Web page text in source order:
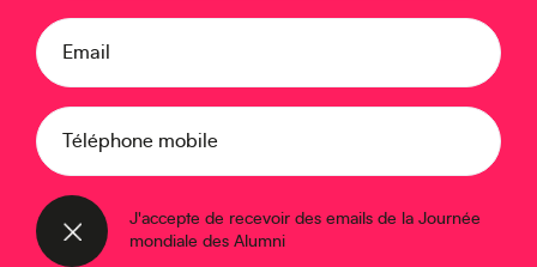
Email
Téléphone mobile
J'accepte de recevoir des emails de la Journée
mondiale des Alumni
Océanie